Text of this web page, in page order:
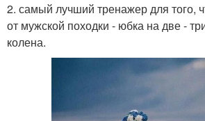
2. самый лучший тренажер для того,
от мужской походки - юбка на две -
колена.